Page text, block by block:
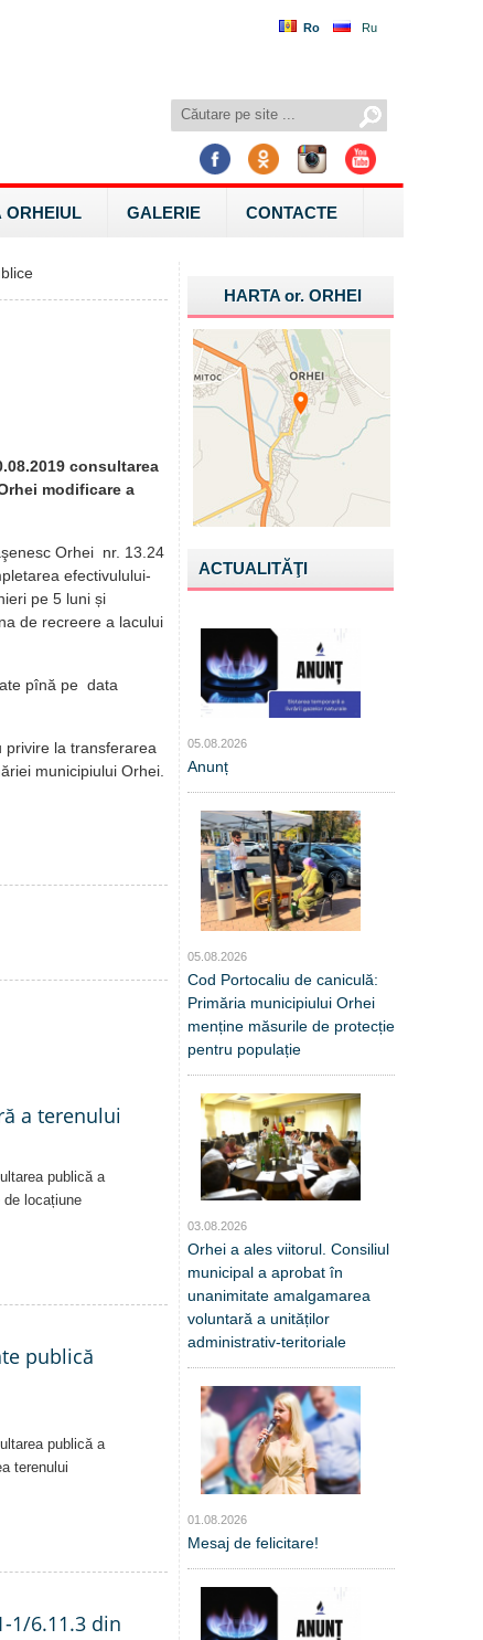
Ro Ru
ORHEIUL GALERIE CONTACTE
consultarea
modificare a
Orhei nr. 13.24
efectivulului-
pe 5 luni și
de recreere a lacului
pînă pe data
la transferarea
municipiului Orhei.
a terenului
publică a
de locațiune
publică
publică a
terenului
1/6.11.3 din
HARTA or.ORHEI
ACTUALITĂŢI
05.08.2026
Anunț
05.08.2026
Cod Portocaliu de caniculă:
Primăria municipiului Orhei
menține măsurile de protecție
pentru populație
03.08.2026
Orhei a ales viitorul. Consiliul
municipal a aprobat în
unanimitate amalgamarea
voluntară a unităților
administrativ-teritoriale
01.08.2026
Mesaj de felicitare!